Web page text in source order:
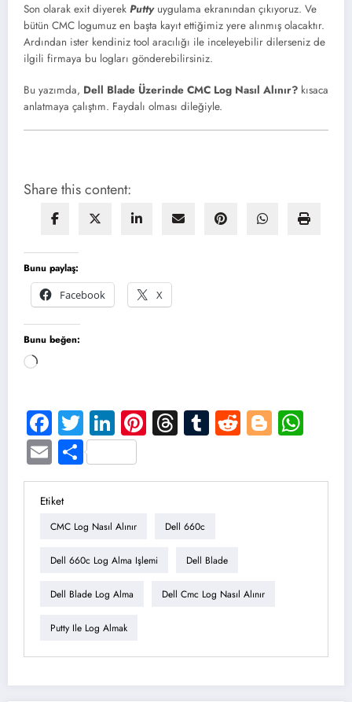
Son olarak exit diyerek Puttyuygulama ekranından çıkıyoruz. Ve
bütün CMC logumuz en başta kayıt ettiğimiz yere alınmış olacaktır.
Ardından ister kendiniz tool aracılığı ile inceleyebilir dilerseniz de
ilgili firmaya bu logları gönderebilirsiniz.
Bu yazımda, Dell Blade Üzerinde CMC Log Nasıl Alınır? kısaca
anlatmaya çalıştım. Faydalı olması dileğiyle.
Share this content:
Bunu paylaş:
Facebook
X
Bunu beğen:
Yükleniyor...
Facebook
TwitterLinkedIn
Pinterest
Threads
Tumblr
Reddit
EmailShare
Etiket
CMC Log Nasıl Alınır Dell 660c
Dell 660c Log Alma Işlemi Dell Blade
Dell Blade Log Alma Dell Cmc Log Nasıl Alınır
Putty Ile Log Almak